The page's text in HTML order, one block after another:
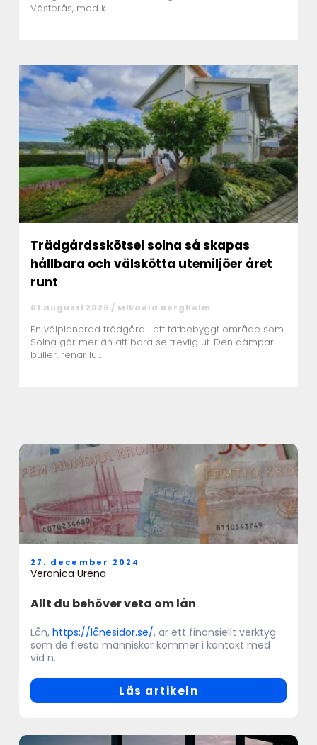
Västerås, med k...
Trädgårdsskötsel solna så skapas
hållbara och välskötta utemiljöer året
runt
01 augusti 2026 / Mikaela Bergholm
En välplanerad trädgård i ett tätbebyggt område som
Solna gör mer än att bara se trevlig ut. Den dämpar
buller, renar lu...
Allt du behöver veta om lån
27. december 2024
Veronica Urena
Lån, https://lånesidor.se/, är ett finansiellt verktyg
som de flesta människor kommer i kontakt med
vid n...
Läs artikeln